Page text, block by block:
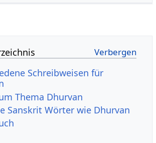
Schreibweisen für
Thema Dhurvan
Sanskrit Wörter wie Dhurvan